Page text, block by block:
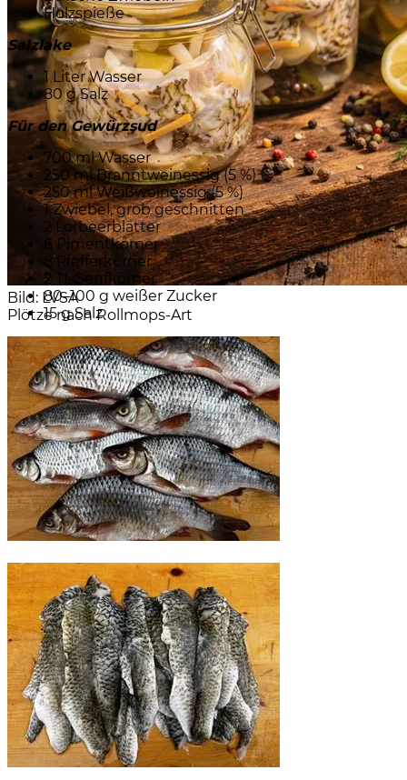
Bild: LVSA
Plötze nach Rollmops-Art
Holzspieße
Salzlake
1 Liter Wasser
80 g Salz
Für den Gewürzsud
700 ml Wasser
250 ml Branntweinessig (5 %)
250 ml Weißweinessig (5 %)
1 Zwiebel, grob geschnitten
2 Lorbeerblätter
6 Pimentkörner
8 Pfefferkörner
2 TL Senfkörner
80–100 g weißer Zucker
15 g Salz